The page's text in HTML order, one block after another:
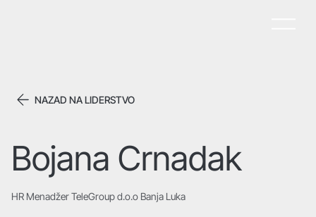
NAZAD NA LIDERSTVO
Bojana Crnadak
HR Menadžer TeleGroup d.o.o Banja Luka